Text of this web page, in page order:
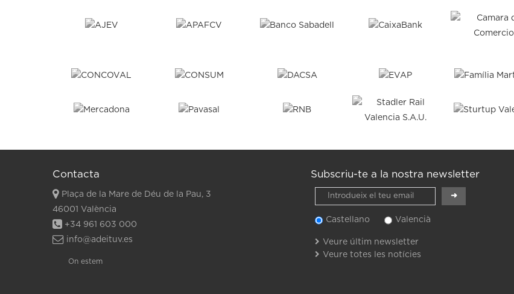
Contacta
Plaça de la Mare de Déu de la Pau, 3
46001 València
+34 961 603 000
info@adeituv.es
On estem
Subscriu-te a la nostra newsletter
Castellano Valencià
Veure últim newsletter
Veure totes les notícies